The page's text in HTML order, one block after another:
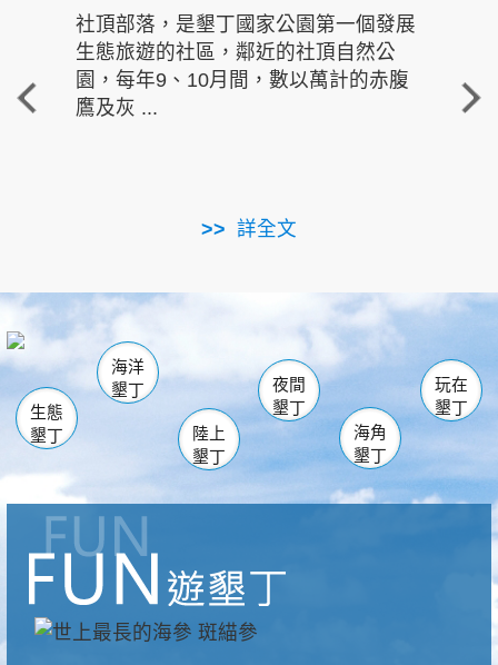
社頂部落，是墾丁國家公園第一個發展
生態旅遊的社區，鄰近的社頂自然公
園，每年9、10月間，數以萬計的赤腹
鷹及灰 ...
詳全文
重
走進
南仁湖
海生館
恆春 佳樂水
龍鑾潭自然中心 森林遊樂區
瓊麻館
關山 墾管處遊客中心
社頂公園 風吹沙
船帆石
白砂 龍磐公園
香蕉灣
砂島
鵝鑾鼻
生態
墾丁
海洋
墾丁
陸上
墾丁
夜間
墾丁
海角
墾丁
玩在
墾丁